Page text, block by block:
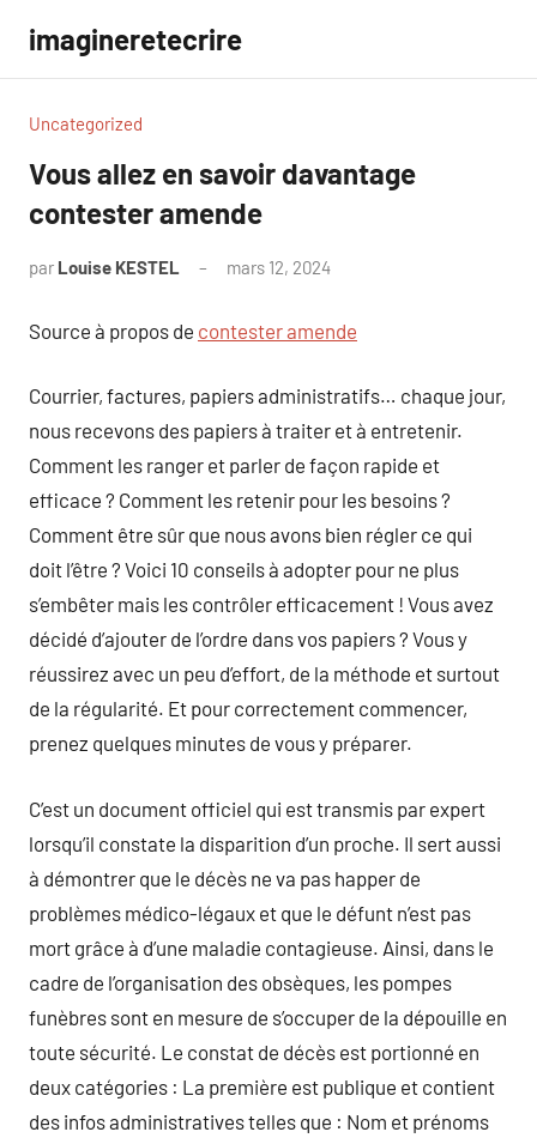
contenu
imagineretecrire
Uncategorized
Vous allez en savoir davantage
contester amende
par Louise KESTEL mars 12, 2024
Source à propos de contester amende
Courrier, factures, papiers administratifs… chaque jour,
nous recevons des papiers à traiter et à entretenir.
Comment les ranger et parler de façon rapide et
efficace ? Comment les retenir pour les besoins ?
Comment être sûr que nous avons bien régler ce qui
doit l’être ? Voici 10 conseils à adopter pour ne plus
s’embêter mais les contrôler efficacement ! Vous avez
décidé d’ajouter de l’ordre dans vos papiers ? Vous y
réussirez avec un peu d’effort, de la méthode et surtout
de la régularité. Et pour correctement commencer,
prenez quelques minutes de vous y préparer.
C’est un document officiel qui est transmis par expert
lorsqu’il constate la disparition d’un proche. Il sert aussi
à démontrer que le décès ne va pas happer de
problèmes médico-légaux et que le défunt n’est pas
mort grâce à d’une maladie contagieuse. Ainsi, dans le
cadre de l’organisation des obsèques, les pompes
funèbres sont en mesure de s’occuper de la dépouille en
toute sécurité. Le constat de décès est portionné en
deux catégories : La première est publique et contient
des infos administratives telles que : Nom et prénoms